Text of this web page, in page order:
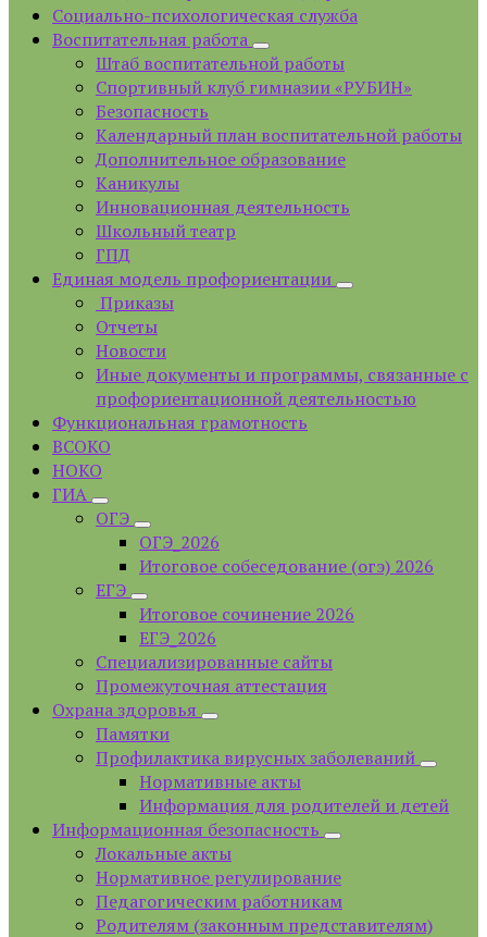
Социально-психологическая служба
Воспитательная работа
Штаб воспитательной работы
Спортивный клуб гимназии «РУБИН»
Безопасность
Календарный план воспитательной работы
Дополнительное образование
Каникулы
Инновационная деятельность
Школьный театр
ГПД
Единая модель профориентации
Приказы
Отчеты
Новости
Иные документы и программы, связанные с
профориентационной деятельностью
Функциональная грамотность
ВСОКО
НОКО
ГИА
ОГЭ
ОГЭ_2026
Итоговое собеседование (огэ) 2026
ЕГЭ
Итоговое сочинение 2026
ЕГЭ_2026
Специализированные сайты
Промежуточная аттестация
Охрана здоровья
Памятки
Профилактика вирусных заболеваний
Нормативные акты
Информация для родителей и детей
Информационная безопасность
Локальные акты
Нормативное регулирование
Педагогическим работникам
Родителям (законным представителям)